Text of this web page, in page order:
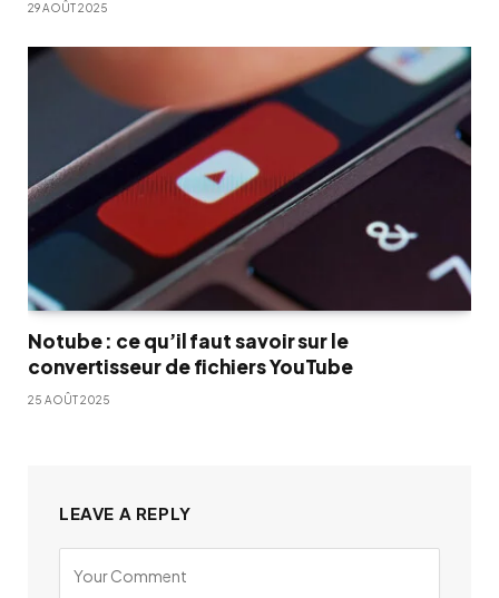
29 AOÛT 2025
Notube : ce qu’il faut savoir sur le
convertisseur de fichiers YouTube
25 AOÛT 2025
LEAVE A REPLY